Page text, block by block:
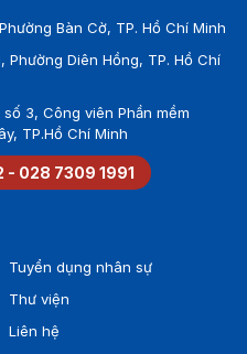
Bàn Cờ, TP. Hồ Chí Minh
Phường Diên Hồng, TP. Hồ Chí
3, Công viên Phần mềm
TP.Hồ Chí Minh
- 028 7309 1991
Tuyển dụng nhân sự
Thư viện
Liên hệ